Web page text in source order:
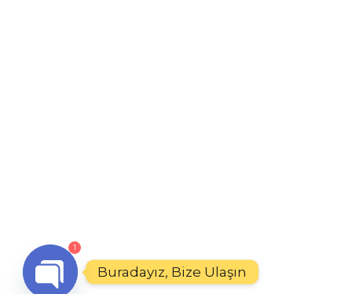
Buradayız, Bize Ulaşın
1